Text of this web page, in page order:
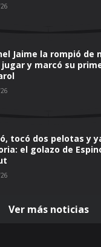
Jaime la rompió de
jugar y marcó su
tocó dos pelotas y
el golazo de
Ver más noticias